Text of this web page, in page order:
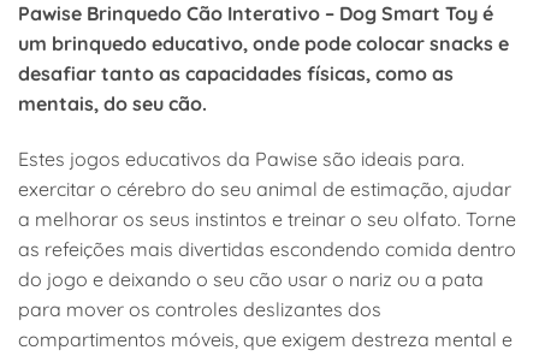
Pawise Brinquedo Cão Interativo – Dog Smart Toy é
um brinquedo educativo, onde pode colocar snacks e
desafiar tanto as capacidades físicas, como as
mentais, do seu cão.
Estes jogos educativos da Pawise são ideais para.
exercitar o cérebro do seu animal de estimação, ajudar
a melhorar os seus instintos e treinar o seu olfato. Torne
as refeições mais divertidas escondendo comida dentro
do jogo e deixando o seu cão usar o nariz ou a pata
para mover os controles deslizantes dos
compartimentos móveis, que exigem destreza mental e